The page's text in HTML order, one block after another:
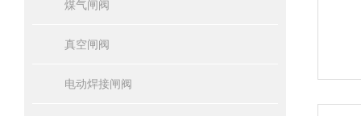
煤气闸阀
真空闸阀
电动焊接闸阀